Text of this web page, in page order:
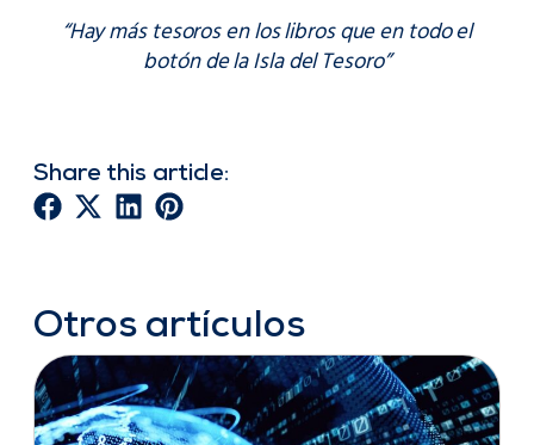
“Hay más tesoros en los libros que en todo el
botón de la Isla del Tesoro”
Share this article:
Otros artículos